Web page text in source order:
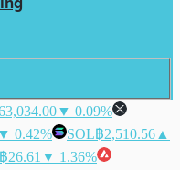
▼ 0.09%
▼ 0.42% SOL฿2,510.56 ▲
฿26.61 ▼ 1.36%